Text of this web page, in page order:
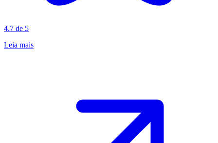
4.7 de 5
Leia mais